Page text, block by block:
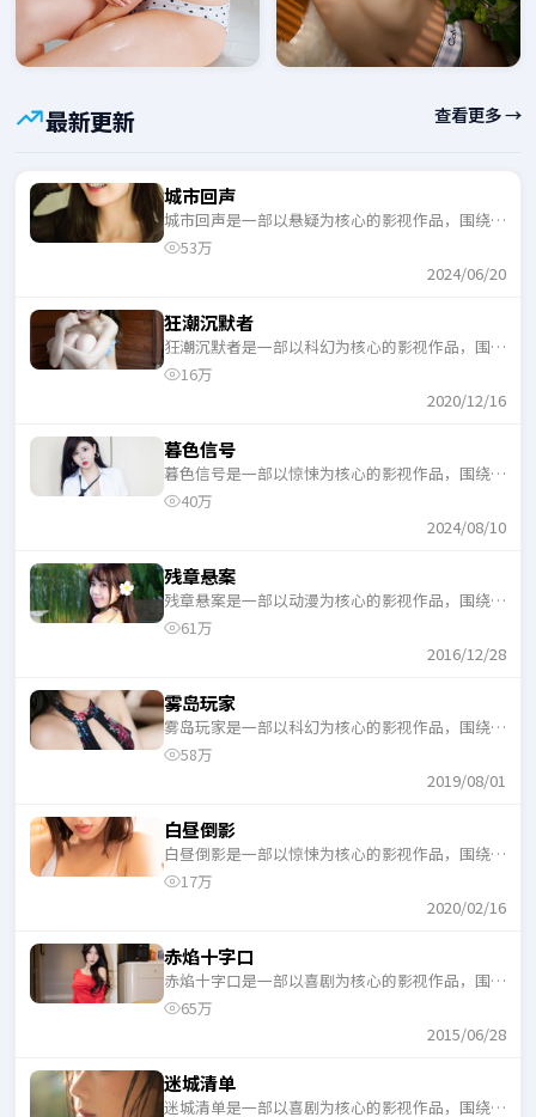
最新更新 查看更多 →
城市回声
城市回声是一部以悬疑为核心的影视作品，围绕危
机、反转与人物成长展开，整体节奏紧凑，适合一
53万
2024/06/20
狂潮沉默者
狂潮沉默者是一部以科幻为核心的影视作品，围绕
危机、反转与人物成长展开，整体节奏紧凑，适合
16万
2020/12/16
暮色信号
暮色信号是一部以惊悚为核心的影视作品，围绕危
机、反转与人物成长展开，整体节奏紧凑，适合一
40万
2024/08/10
残章悬案
残章悬案是一部以动漫为核心的影视作品，围绕危
机、反转与人物成长展开，整体节奏紧凑，适合一
61万
2016/12/28
雾岛玩家
雾岛玩家是一部以科幻为核心的影视作品，围绕危
机、反转与人物成长展开，整体节奏紧凑，适合一
58万
2019/08/01
白昼倒影
白昼倒影是一部以惊悚为核心的影视作品，围绕危
机、反转与人物成长展开，整体节奏紧凑，适合一
17万
2020/02/16
赤焰十字口
赤焰十字口是一部以喜剧为核心的影视作品，围绕
危机、反转与人物成长展开，整体节奏紧凑，适合
65万
2015/06/28
迷城清单
迷城清单是一部以喜剧为核心的影视作品，围绕危